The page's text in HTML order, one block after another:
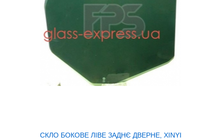
СКЛО БОКОВЕ ЛІВЕ ЗАДНЄ ДВЕРНЕ, XINYI